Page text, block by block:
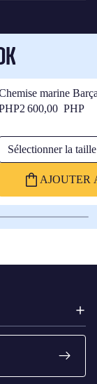
marine
600,00 PHP
la taille
AJOUTER